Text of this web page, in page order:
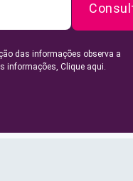
das informações observa a
informações, Clique aqui.